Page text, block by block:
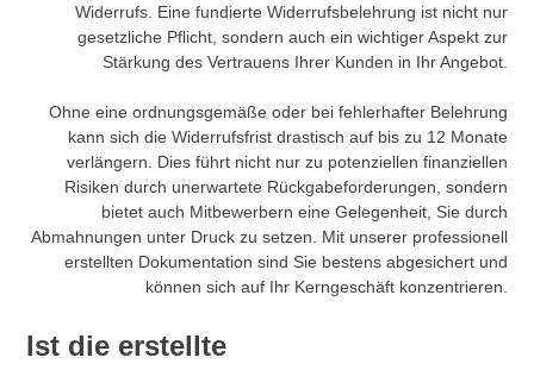
Widerrufs. Eine fundierte Widerrufsbelehrung ist nicht nur
gesetzliche Pflicht, sondern auch ein wichtiger Aspekt zur
Stärkung des Vertrauens Ihrer Kunden in Ihr Angebot.
Ohne eine ordnungsgemäße oder bei fehlerhafter Belehrung
kann sich die Widerrufsfrist drastisch auf bis zu 12 Monate
verlängern. Dies führt nicht nur zu potenziellen finanziellen
Risiken durch unerwartete Rückgabeforderungen, sondern
bietet auch Mitbewerbern eine Gelegenheit, Sie durch
Abmahnungen unter Druck zu setzen. Mit unserer professionell
erstellten Dokumentation sind Sie bestens abgesichert und
können sich auf Ihr Kerngeschäft konzentrieren.
Ist die erstellte